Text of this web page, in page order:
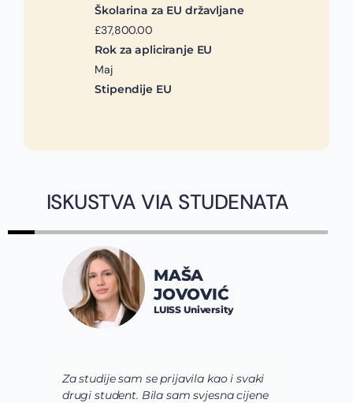
Školarina za EU državljane
£37,800.00
Rok za apliciranje EU
Maj
Stipendije EU
ISKUSTVA VIA STUDENATA
Za studije sam se prijavila kao i svaki
drugi student. Bila sam svjesna cijene
MAŠA
JOVOVIĆ
LUISS University